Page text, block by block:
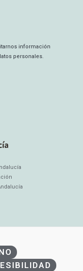
información
personales.